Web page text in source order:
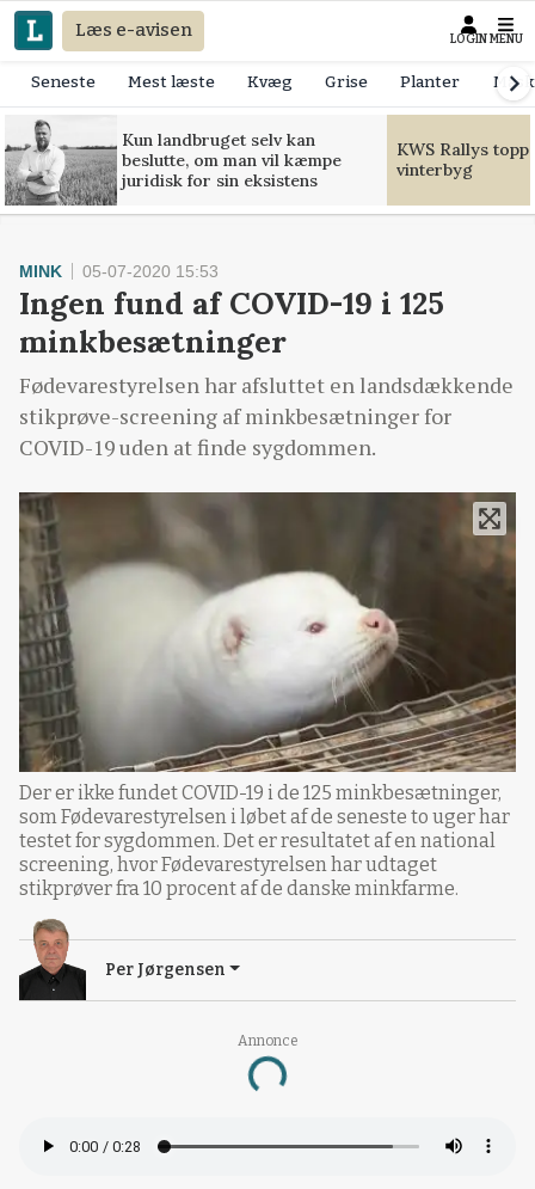
Læs e-avisen LOGIN MENU
Seneste Mest læste Kvæg Grise Planter
Kun landbruget selv kan
beslutte, om man vil kæmpe
juridisk for sin eksistens
KWS Rallys
vinterbyg
Annonce
Loading...
MINK 05-07-2020 15:53
Ingen fund af COVID-19 i 125
minkbesætninger
Fødevarestyrelsen har afsluttet en landsdækkende
stikprøve-screening af minkbesætninger for
COVID-19 uden at finde sygdommen.
Der er ikke fundet COVID-19 i de 125 minkbesætninger,
som Fødevarestyrelsen i løbet af de seneste to uger har
testet for sygdommen. Det er resultatet af en national
screening, hvor Fødevarestyrelsen har udtaget
stikprøver fra 10 procent af de danske minkfarme.
Per Jørgensen